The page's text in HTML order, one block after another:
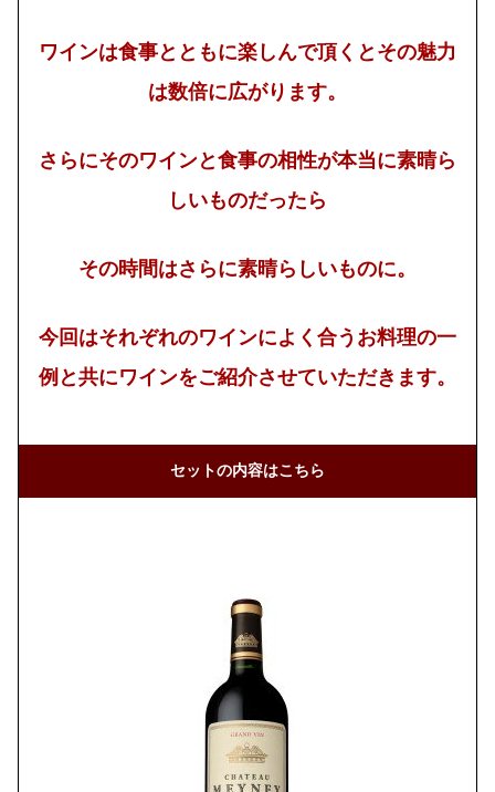
ワインは食事とともに楽しんで頂くとその魅力
は数倍に広がります。
さらにそのワインと食事の相性が本当に素晴ら
しいものだったら
その時間はさらに素晴らしいものに。
今回はそれぞれのワインによく合うお料理の一
例と共にワインをご紹介させていただきます。
セットの内容はこちら